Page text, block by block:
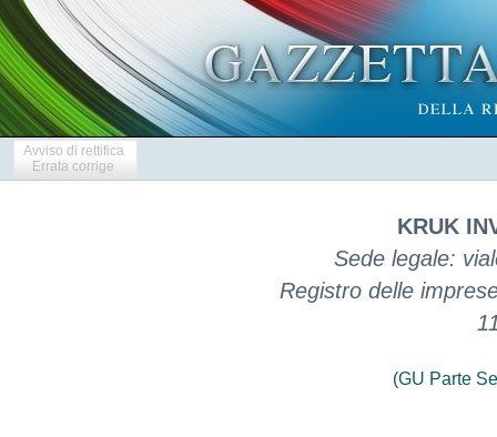
Avviso di rettifica
Errata corrige
KRUK
Sede legale:
Registro delle
(GU Parte